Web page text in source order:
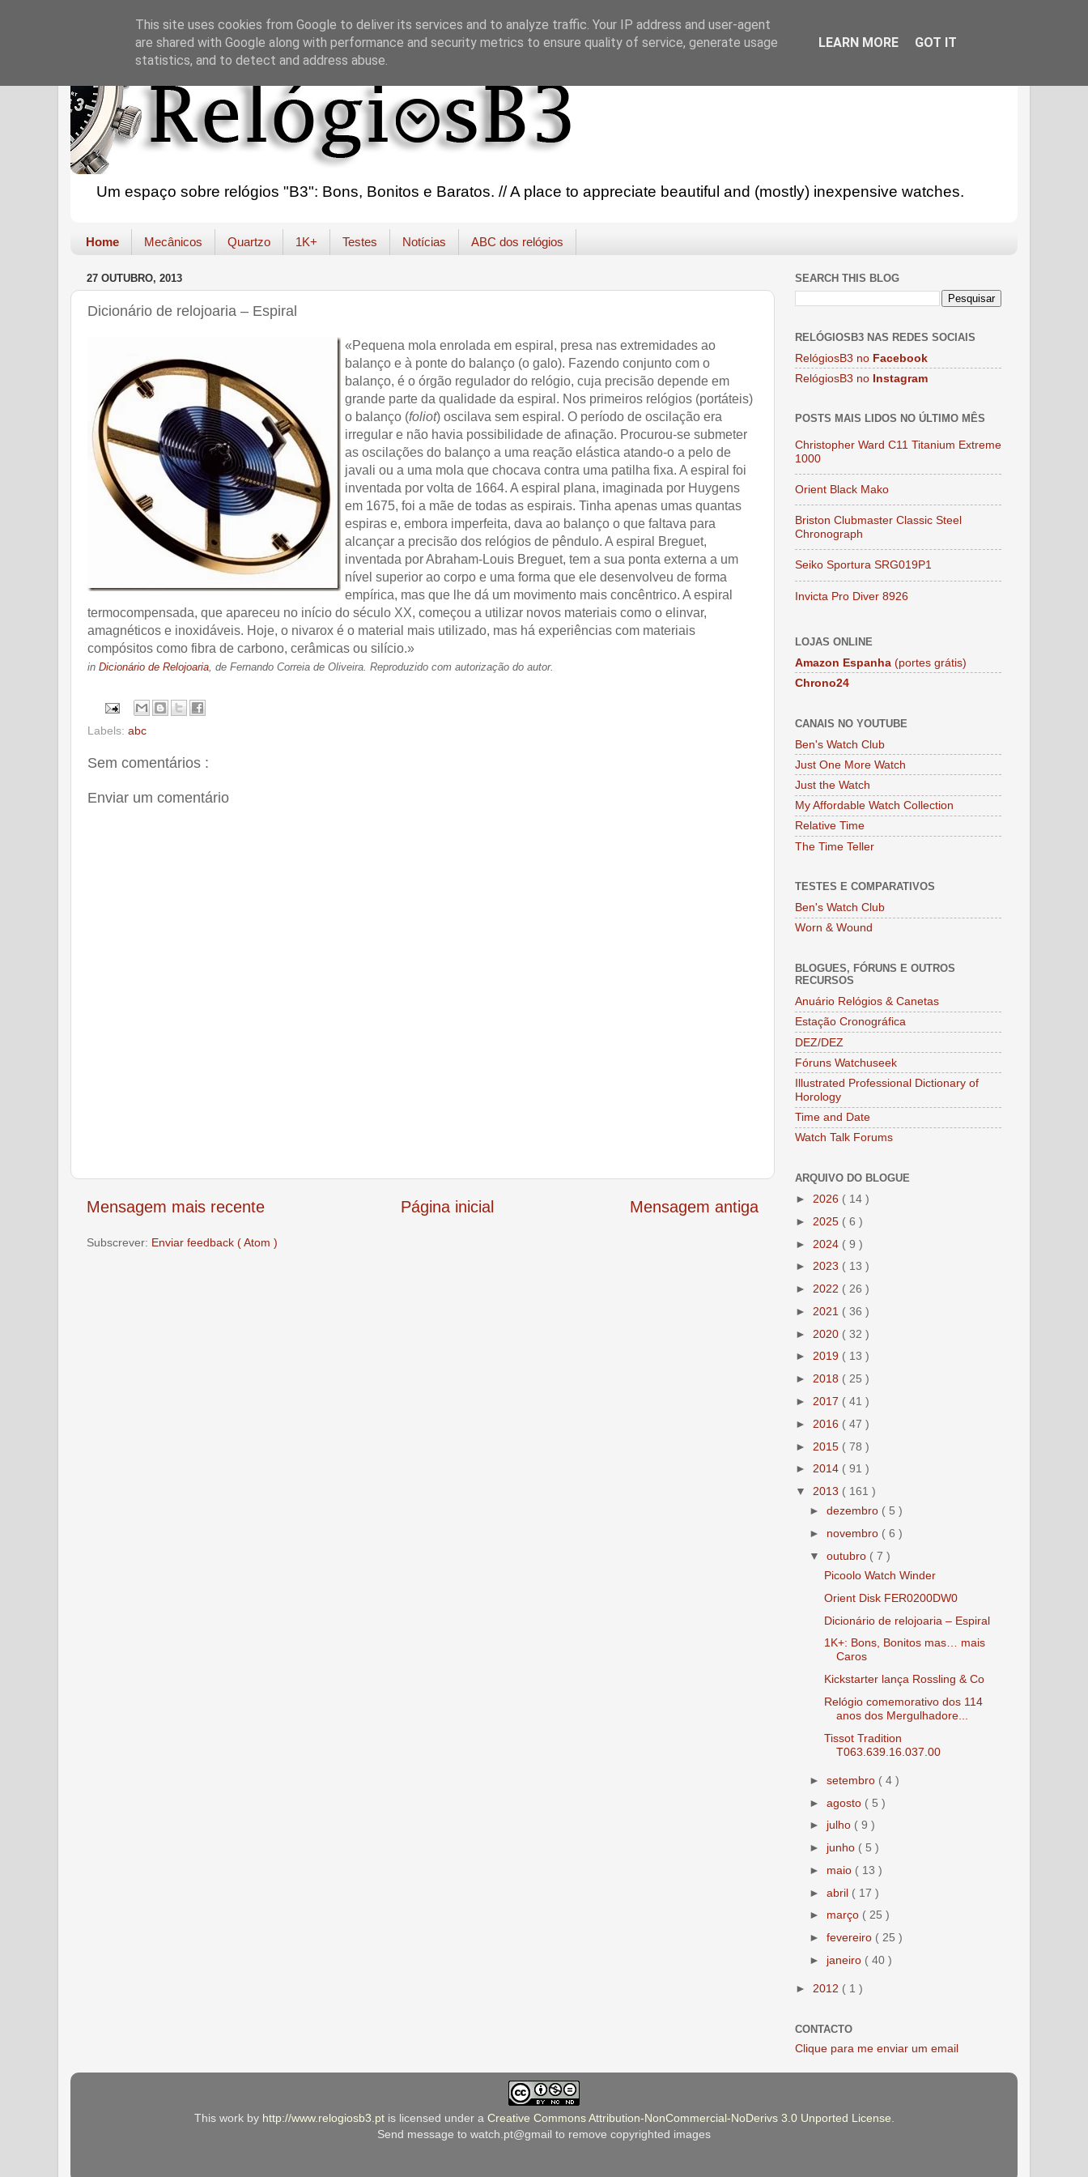
Um espaço sobre relógios "B3": Bons, Bonitos e Baratos. // A place to appreciate beautiful and (mostly) inexpensive watches.
Home Mecânicos Quartzo 1K+ Testes Notícias ABC dos relógios
27 OUTUBRO, 2013
Dicionário de relojoaria – Espiral
«Pequena mola enrolada em espiral, presa nas extremidades ao
balanço e à ponte do balanço (o galo). Fazendo conjunto com o
balanço, é o órgão regulador do relógio, cuja precisão depende em
grande parte da qualidade da espiral. Nos primeiros relógios (portáteis)
o balanço (foliot) oscilava sem espiral. O período de oscilação era
irregular e não havia possibilidade de afinação. Procurou-se submeter
as oscilações do balanço a uma reação elástica atando-o a pelo de
javali ou a uma mola que chocava contra uma patilha fixa. A espiral foi
inventada por volta de 1664. A espiral plana, imaginada por Huygens
em 1675, foi a mãe de todas as espirais. Tinha apenas umas quantas
espiras e, embora imperfeita, dava ao balanço o que faltava para
alcançar a precisão dos relógios de pêndulo. A espiral Breguet,
inventada por Abraham-Louis Breguet, tem a sua ponta externa a um
nível superior ao corpo e uma forma que ele desenvolveu de forma
empírica, mas que lhe dá um movimento mais concêntrico. A espiral
termocompensada, que apareceu no início do século XX, começou a utilizar novos materiais como o elinvar,
amagnéticos e inoxidáveis. Hoje, o nivarox é o material mais utilizado, mas há experiências com materiais
compósitos como fibra de carbono, cerâmicas ou silício.»
in Dicionário de Relojoaria, de Fernando Correia de Oliveira. Reproduzido com autorização do autor.
Labels: abc
Sem comentários :
Enviar um comentário
Mensagem mais recente Mensagem antiga
Página inicial
Subscrever: Enviar feedback ( Atom )
SEARCH THIS BLOG
RELÓGIOSB3 NAS REDES SOCIAIS
RelógiosB3 no Facebook
RelógiosB3 no Instagram
POSTS MAIS LIDOS NO ÚLTIMO MÊS
Christopher Ward C11 Titanium Extreme
1000
Orient Black Mako
Briston Clubmaster Classic Steel
Chronograph
Seiko Sportura SRG019P1
Invicta Pro Diver 8926
LOJAS ONLINE
Amazon Espanha (portes grátis)
Chrono24
CANAIS NO YOUTUBE
Ben's Watch Club
Just One More Watch
Just the Watch
My Affordable Watch Collection
Relative Time
The Time Teller
TESTES E COMPARATIVOS
Ben's Watch Club
Worn & Wound
BLOGUES, FÓRUNS E OUTROS
RECURSOS
Anuário Relógios & Canetas
Estação Cronográfica
DEZ/DEZ
Fóruns Watchuseek
Illustrated Professional Dictionary of
Horology
Time and Date
Watch Talk Forums
ARQUIVO DO BLOGUE
► 2026 ( 14 )
► 2025 ( 6 )
► 2024 ( 9 )
► 2023 ( 13 )
► 2022 ( 26 )
► 2021 ( 36 )
► 2020 ( 32 )
► 2019 ( 13 )
► 2018 ( 25 )
► 2017 ( 41 )
► 2016 ( 47 )
► 2015 ( 78 )
► 2014 ( 91 )
▼ 2013 ( 161 )
►dezembro ( 5 )
► novembro ( 6 )
▼outubro ( 7 )
Picoolo Watch Winder
Orient Disk FER0200DW0
Dicionário de relojoaria – Espiral
1K+: Bons, Bonitos mas… mais
Caros
Kickstarter lança Rossling & Co
Relógio comemorativo dos 114
anos dos Mergulhadore...
Tissot Tradition
T063.639.16.037.00
►setembro ( 4 )
►agosto ( 5 )
► julho ( 9 )
► junho ( 5 )
► maio ( 13 )
►abril ( 17 )
► março ( 25 )
►fevereiro ( 25 )
► janeiro ( 40 )
► 2012 ( 1 )
CONTACTO
Clique para me enviar um email
This work by http://www.relogiosb3.ptis licensed under a Creative Commons Attribution-NonCommercial-NoDerivs 3.0 Unported License
Send message to watch.pt@gmail to remove copyrighted images
This site uses cookies from Google to deliver its services and to analyze traffic. Your IP address and user-agent
are shared with Google along with performance and security metrics to ensure quality of service, generate usage
statistics, and to detect and address abuse.
LEARN MORE GOT IT